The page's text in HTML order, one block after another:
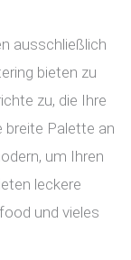
ausschließlich
bieten zu
zu, die Ihre
breite Palette an
um Ihren
leckere
und vieles